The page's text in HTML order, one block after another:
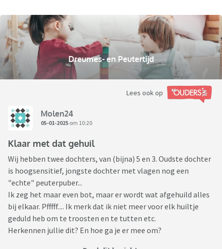
Dreumes- en Peutertijd
Lees ook op
Molen24
05-01-2025 om 10:20
Klaar met dat gehuil
Wij hebben twee dochters, van (bijna) 5 en 3. Oudste dochter
is hoogsensitief, jongste dochter met vlagen nog een
"echte" peuterpuber...
Ik zeg het maar even bot, maar er wordt wat afgehuild alles
bij elkaar. Pfffff.... Ik merk dat ik niet meer voor elk huiltje
geduld heb om te troosten en te tutten etc.
Herkennen jullie dit? En hoe ga je er mee om?